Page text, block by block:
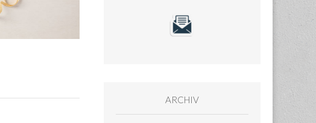
ARCHIV